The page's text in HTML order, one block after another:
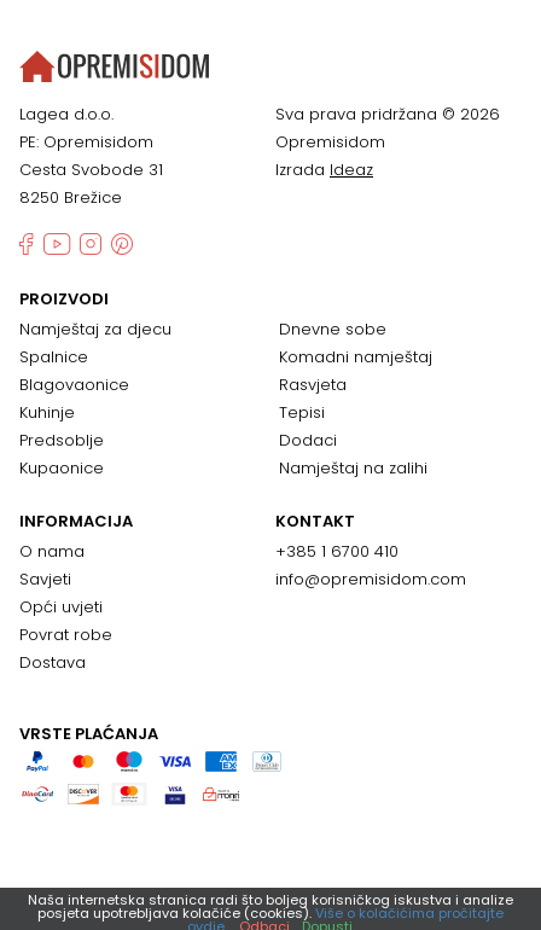
Lagea d.o.o.
PE: Opremisidom
Cesta Svobode 31
8250 Brežice
Sva prava pridržana © 2026
Opremisidom
Izrada Ideaz
PROIZVODI
Namještaj za djecu
Spalnice
Blagovaonice
Kuhinje
Predsoblje
Kupaonice
Dnevne sobe
Komadni namještaj
Rasvjeta
Tepisi
Dodaci
Namještaj na zalihi
INFORMACIJA
O nama
Savjeti
Opći uvjeti
Povrat robe
Dostava
KONTAKT
+385 1 6700 410
info@opremisidom.com
VRSTE PLAĆANJA
Naša internetska stranica radi što boljeg korisničkog iskustva i analize
posjeta upotrebljava kolačiće (cookies).Više o kolačićima pročitajte